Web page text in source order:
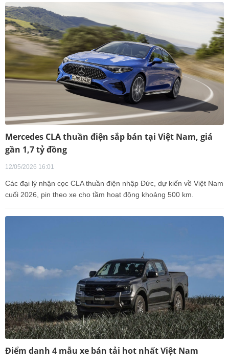
Mercedes CLA thuần điện sắp bán tại Việt Nam, giá
gần 1,7 tỷ đồng
12/05/2026 16:01
Các đại lý nhận cọc CLA thuần điện nhập Đức, dự kiến về Việt Nam
cuối 2026, pin theo xe cho tầm hoạt động khoảng 500 km.
Điểm danh 4 mẫu xe bán tải hot nhất Việt Nam